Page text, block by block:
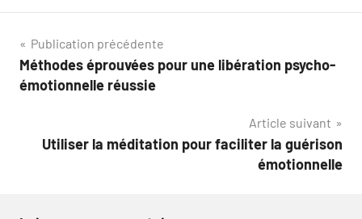
Navigation
de
Publication précédente
Méthodes éprouvées pour une libération psycho-
émotionnelle réussie
Article suivant
Utiliser la méditation pour faciliter la guérison
émotionnelle